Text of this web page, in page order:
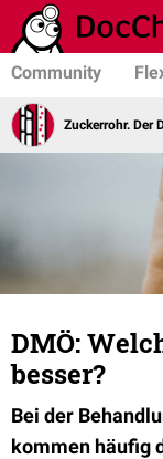
Community
Zuckerrohr. Der
DMÖ:
besser?
Bei der
kommen häufig